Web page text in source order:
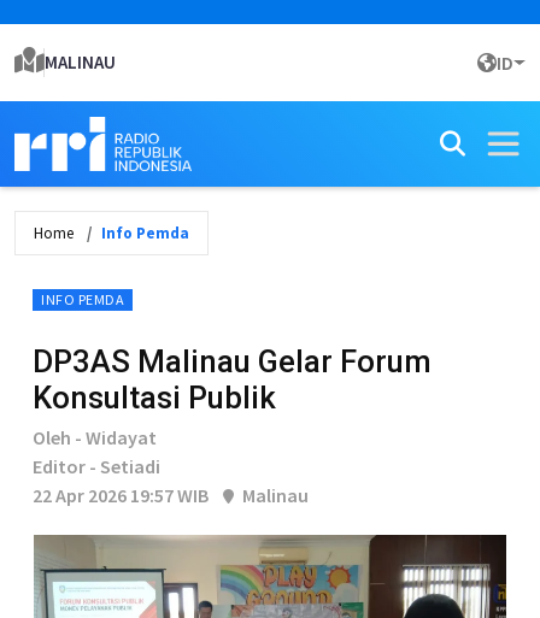
MALINAU ID
Home Info Pemda
INFO PEMDA
DP3AS Malinau Gelar Forum
Konsultasi Publik
Oleh - Widayat
Editor - Setiadi
22 Apr 2026 19:57 WIB
Malinau